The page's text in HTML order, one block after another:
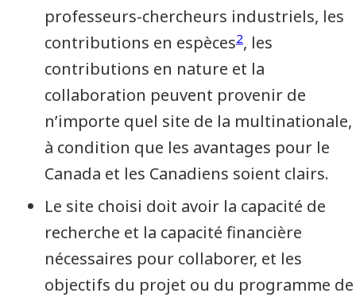
professeurs-chercheurs industriels, les
contributions en espèces2, les
contributions en nature et la
collaboration peuvent provenir de
n’importe quel site de la multinationale,
à condition que les avantages pour le
Canada et les Canadiens soient clairs.
Le site choisi doit avoir la capacité de
recherche et la capacité financière
nécessaires pour collaborer, et les
objectifs du projet ou du programme de